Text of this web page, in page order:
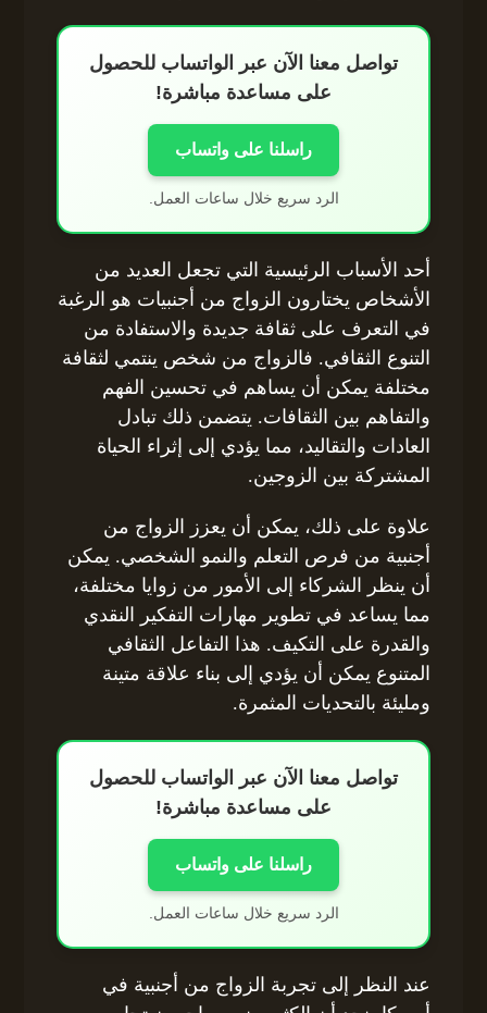
تواصل معنا الآن عبر الواتساب للحصول
على مساعدة مباشرة!
راسلنا على واتساب
الرد سريع خلال ساعات العمل.
أحد الأسباب الرئيسية التي تجعل العديد من
الأشخاص يختارون الزواج من أجنبيات هو الرغبة
في التعرف على ثقافة جديدة والاستفادة من
التنوع الثقافي. فالزواج من شخص ينتمي لثقافة
مختلفة يمكن أن يساهم في تحسين الفهم
والتفاهم بين الثقافات. يتضمن ذلك تبادل
العادات والتقاليد، مما يؤدي إلى إثراء الحياة
المشتركة بين الزوجين.
علاوة على ذلك، يمكن أن يعزز الزواج من
أجنبية من فرص التعلم والنمو الشخصي. يمكن
أن ينظر الشركاء إلى الأمور من زوايا مختلفة،
مما يساعد في تطوير مهارات التفكير النقدي
والقدرة على التكيف. هذا التفاعل الثقافي
المتنوع يمكن أن يؤدي إلى بناء علاقة متينة
ومليئة بالتحديات المثمرة.
تواصل معنا الآن عبر الواتساب للحصول
على مساعدة مباشرة!
راسلنا على واتساب
الرد سريع خلال ساعات العمل.
عند النظر إلى تجربة الزواج من أجنبية في